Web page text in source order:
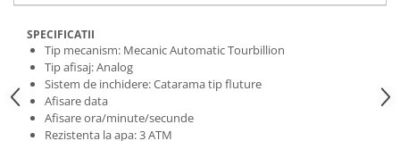
SPECIFICATII
Tip mecanism: Mecanic Automatic Tourbillion
Tip afisaj: Analog
Sistem de inchidere: Catarama tip fluture
Afisare data
Afisare ora/minute/secunde
Rezistenta la apa: 3 ATM